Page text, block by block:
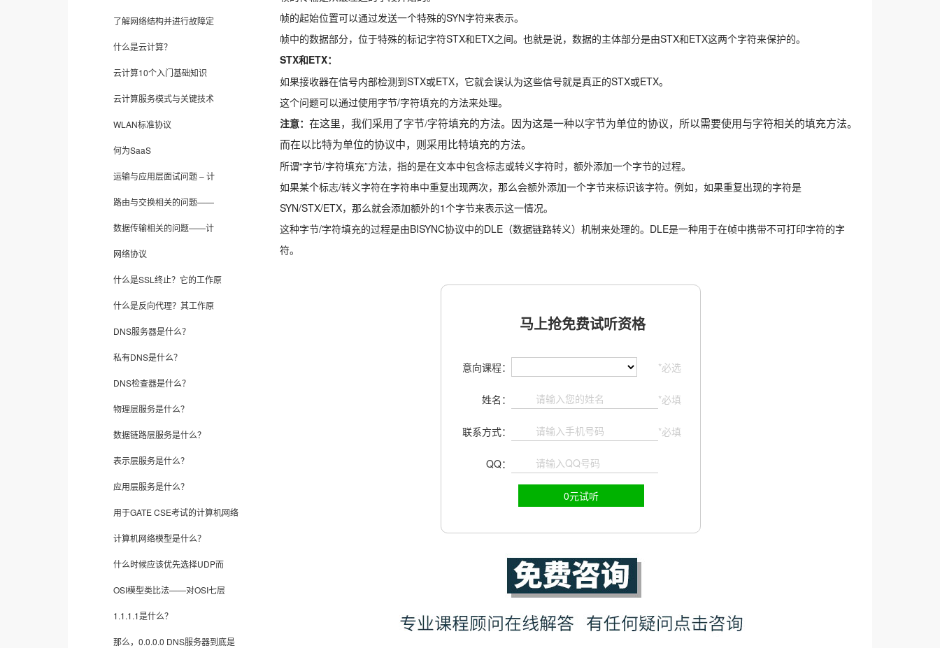
了解网络结构并进行故障定
什么是云计算？
云计算10个入门基础知识
云计算服务模式与关键技术
WLAN标准协议
何为SaaS
运输与应用层面试问题 – 计
路由与交换相关的问题——
数据传输相关的问题——计
网络协议
什么是SSL终止？它的工作原
什么是反向代理？其工作原
DNS服务器是什么？
私有DNS是什么？
DNS检查器是什么？
物理层服务是什么？
数据链路层服务是什么？
表示层服务是什么？
应用层服务是什么？
用于GATE CSE考试的计算机网络
计算机网络模型是什么？
什么时候应该优先选择UDP而
OSI模型类比法——对OSI七层
1.1.1.1是什么？
那么，0.0.0.0 DNS服务器到底是
帧的起始位置可以通过发送一个特殊的SYN字符来表示。
帧中的数据部分，位于特殊的标记字符STX和ETX之间。也就是说，数据的主体部分是由STX和ETX这两个字符来保护的。
STX和ETX：
如果接收器在信号内部检测到STX或ETX，它就会误认为这些信号就是真正的STX或ETX。
这个问题可以通过使用字节/字符填充的方法来处理。
注意： 在这里，我们采用了字节/字符填充的方法。因为这是一种以字节为单位的协议，所以需要使用与字符相关的填充方法。
而在以比特为单位的协议中，则采用比特填充的方法。
所谓“字节/字符填充”方法，指的是在文本中包含标志或转义字符时，额外添加一个字节的过程。
如果某个标志/转义字符在字符串中重复出现两次，那么会额外添加一个字节来标识该字符。例如，如果重复出现的字符是
SYN/STX/ETX，那么就会添加额外的1个字节来表示这一情况。
这种字节/字符填充的过程是由BISYNC协议中的DLE（数据链路转义）机制来处理的。DLE是一种用于在帧中携带不可打印字符的字
符。
马上抢免费试听资格
意向课程： *必选
姓名： *必填
联系方式： *必填
QQ：
0元试听